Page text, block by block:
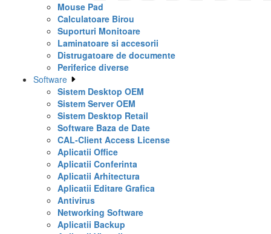
Mouse Pad
Calculatoare Birou
Suporturi Monitoare
Laminatoare si accesorii
Distrugatoare de documente
Periferice diverse
Software
Sistem Desktop OEM
Sistem Server OEM
Sistem Desktop Retail
Software Baza de Date
CAL-Client Access License
Aplicatii Office
Aplicatii Conferinta
Aplicatii Arhitectura
Aplicatii Editare Grafica
Antivirus
Networking Software
Aplicatii Backup